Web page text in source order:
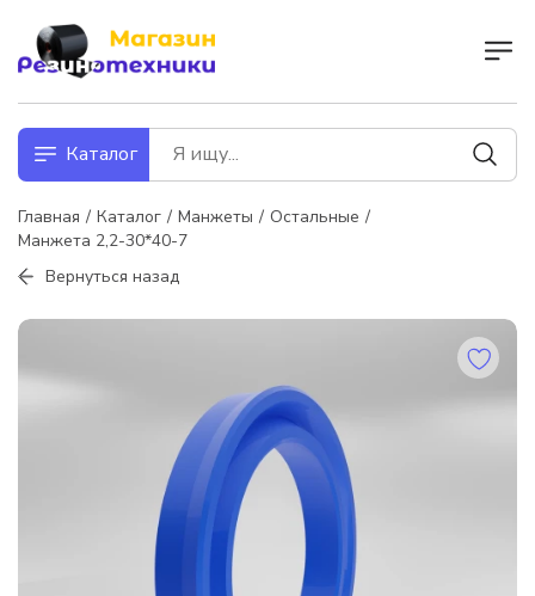
Каталог
Главная Каталог Манжеты
Остальные
Манжета 2,2-30*40-7
Вернуться назад